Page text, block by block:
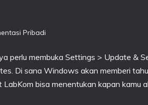
Pribadi
perlu membuka Settings > Update &
Di sana Windows akan memberi tahu
bisa menentukan kapan kamu